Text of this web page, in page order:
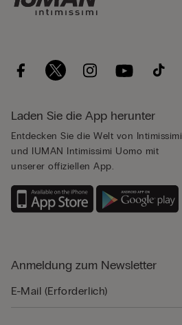
Laden Sie die App herunter
Entdecken Sie die Welt von Intimissimi
und IUMAN Intimissimi Uomo mit
unserer offiziellen App.
Anmeldung zum Newsletter